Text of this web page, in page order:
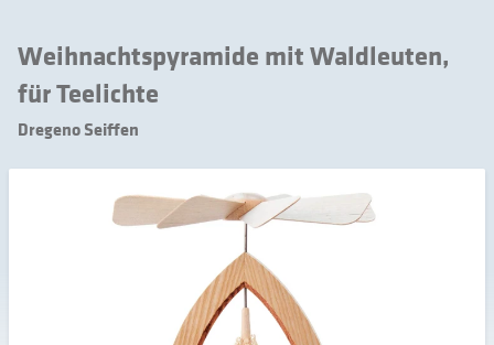
Weihnachtspyramide mit Waldleuten,
für Teelichte
Dregeno Seiffen